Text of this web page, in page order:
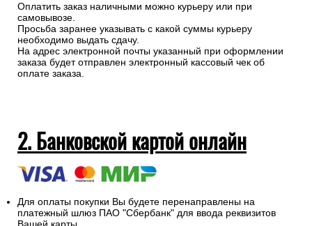
Оплатить заказ наличными можно курьеру или при
самовывозе.
Просьба заранее указывать с какой суммы курьеру
необходимо выдать сдачу.
На адрес электронной почты указанный при оформлении
заказа будет отправлен электронный кассовый чек об
оплате заказа.
2. Банковской картой онлайн
Для оплаты покупки Вы будете перенаправлены на
платежный шлюз ПАО "Сбербанк" для ввода реквизитов